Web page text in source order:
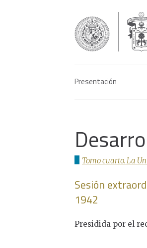
Presentación
Tomo cuarto. La
Sesión
1942
Presidida por el